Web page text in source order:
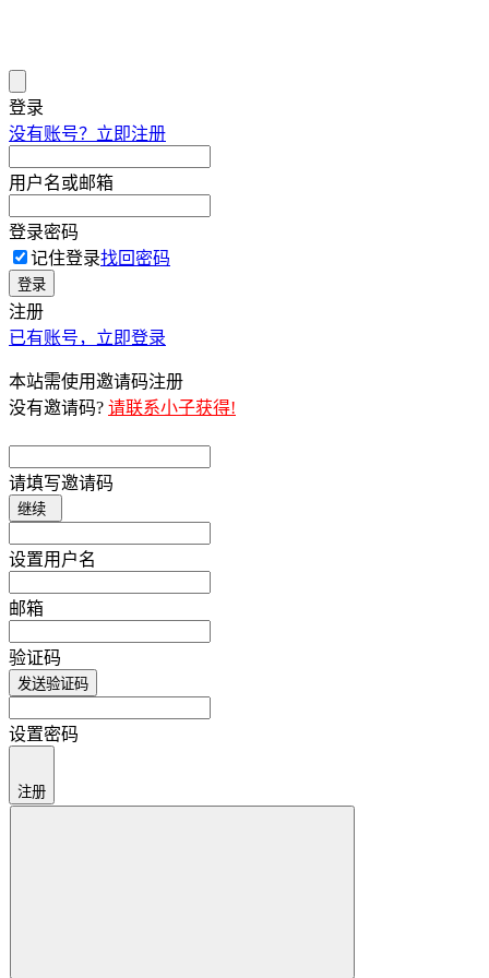
登录
没有账号？立即注册
用户名或邮箱
登录密码
记住登录找回密码
登录
注册
已有账号，立即登录
本站需使用邀请码注册
没有邀请码? 请联系小子获得!
请填写邀请码
继续
设置用户名
邮箱
验证码
发送验证码
设置密码
注册